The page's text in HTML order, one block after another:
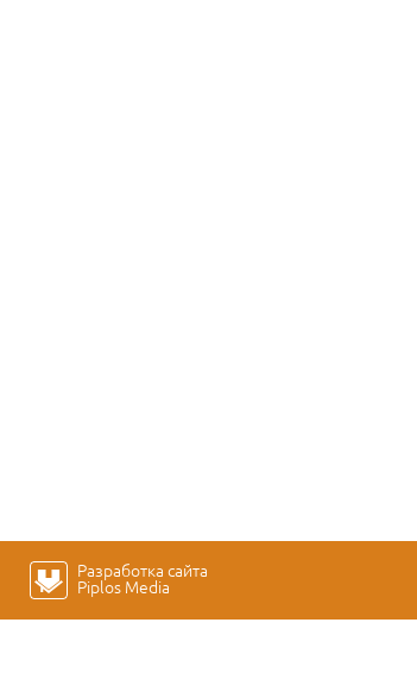
Разработка сайта
Piplos Media